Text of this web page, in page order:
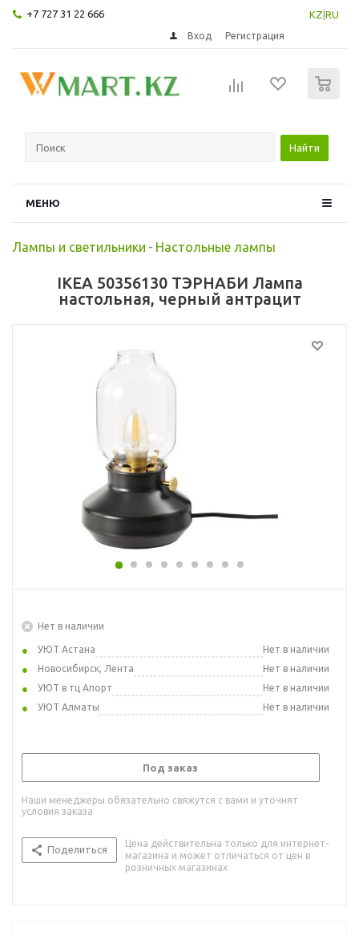
+7 727 31 22 666 KZ RU
Вход Регистрация
Найти
МЕНЮ
Лампы и светильники - Настольные лампы
IKEA 50356130 ТЭРНАБИ Лампа
настольная, черный антрацит
Нет в наличии
УЮТ Астана
Нет в наличии
Новосибирск, Лента
Нет в наличии
УЮТ в тц Апорт
Нет в наличии
УЮТ Алматы
Нет в наличии
Под заказ
Наши менеджеры обязательно свяжутся с вами и уточнят
условия заказа
Поделиться
Цена действительна только для интернет-
магазина и может отличаться от цен в
розничных магазинах